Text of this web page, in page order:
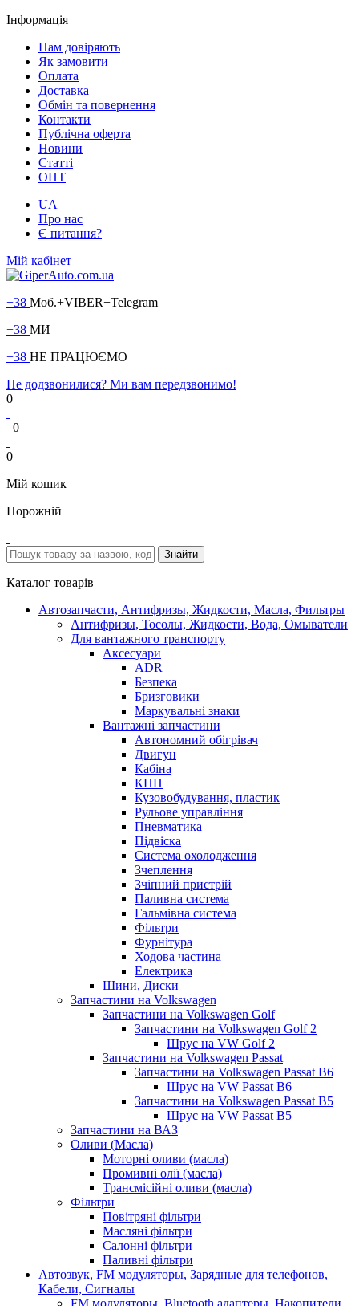
Інформація
Нам довіряють
Як замовити
Оплата
Доставка
Обмін та повернення
Контакти
Публічна оферта
Новини
Статті
ОПТ
UA
Про нас
Є питання?
Мій кабінет
+38 Моб.+VIBER+Telegram
+38 МИ
+38 НЕ ПРАЦЮЄМО
Не додзвонилися? Ми вам передзвонимо!
0
0
0
Мій кошик
Порожній
Каталог товарів
Автозапчасти, Антифризы, Жидкости, Масла, Фильтры
Антифризы, Тосолы, Жидкости, Вода, Омыватели
Для вантажного транспорту
Аксесуари
ADR
Безпека
Бризговики
Маркувальні знаки
Вантажні запчастини
Автономний обігрівач
Двигун
Кабіна
КПП
Кузовобудування, пластик
Рульове управління
Пневматика
Підвіска
Система охолодження
Зчеплення
Зчіпний пристрій
Паливна система
Гальмівна система
Фільтри
Фурнітура
Ходова частина
Електрика
Шини, Диски
Запчастини на Volkswagen
Запчастини на Volkswagen Golf
Запчастини на Volkswagen Golf 2
Шрус на VW Golf 2
Запчастини на Volkswagen Passat
Запчастини на Volkswagen Passat B6
Шрус на VW Passat B6
Запчастини на Volkswagen Passat B5
Шрус на VW Passat B5
Запчастини на ВАЗ
Оливи (Масла)
Моторні оливи (масла)
Промивні олії (масла)
Трансмісійні оливи (масла)
Фільтри
Повітряні фільтри
Масляні фільтри
Салонні фільтри
Паливні фільтри
Автозвук, FM модуляторы, Зарядные для телефонов,
Кабели, Сигналы
FM модуляторы, Bluetooth адаптеры, Накопители